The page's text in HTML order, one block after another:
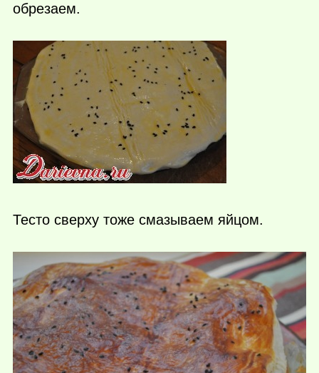
обрезаем.
Тесто сверху тоже смазываем яйцом.